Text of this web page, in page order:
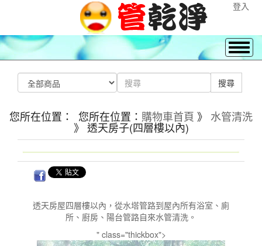
登入
您所在位置： 您所在位置： 購物車首頁 》 水管清洗
》 透天房子(四層樓以內)
透天房屋四層樓以內，從水塔管路到屋內所有浴室、廁
所、廚房、陽台管路自來水管清洗。
" class="thickbox">